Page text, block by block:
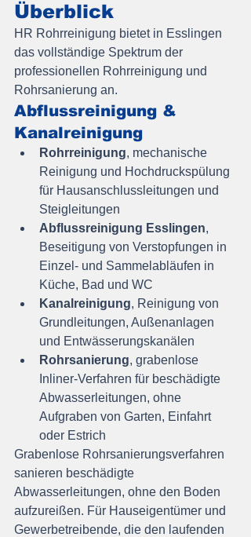
Überblick
HR Rohrreinigung bietet in Esslingen
das vollständige Spektrum der
professionellen Rohrreinigung und
Rohrsanierung an.
Abflussreinigung &
Kanalreinigung
Rohrreinigung, mechanische
Reinigung und Hochdruckspülung
für Hausanschlussleitungen und
Steigleitungen
Abflussreinigung Esslingen,
Beseitigung von Verstopfungen in
Einzel- und Sammelabläufen in
Küche, Bad und WC
Kanalreinigung, Reinigung von
Grundleitungen, Außenanlagen
und Entwässerungskanälen
Rohrsanierung, grabenlose
Inliner-Verfahren für beschädigte
Abwasserleitungen, ohne
Aufgraben von Garten, Einfahrt
oder Estrich
Grabenlose Rohrsanierungsverfahren
sanieren beschädigte
Abwasserleitungen, ohne den Boden
aufzureißen. Für Hauseigentümer und
Gewerbetreibende, die den laufenden